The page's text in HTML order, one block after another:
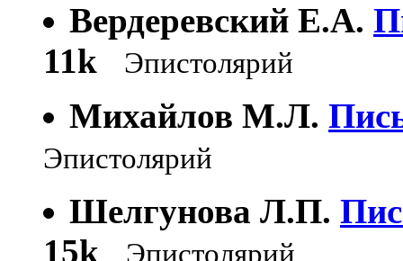
Вердеревский Е.А.
11k
Эпистолярий
Михайлов М.Л.
Эпистолярий
Шелгунова Л.П.
15k
Эпистолярий